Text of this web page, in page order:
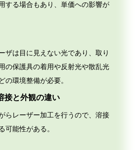
する場合もあり、単価への影響が
ザは目に見えない光であり、取り
の保護具の着用や反射光や散乱光
の環境整備が必要。
接と外観の違い
らレーザー加工を行うので、溶接
可能性がある。